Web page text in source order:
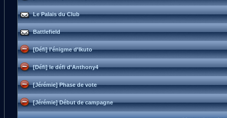
Le Palais du Club
Battlefield
[Défi] l'énigme d'Ikuto
[Défi] le défi d'Anthony4
[Jérémie] Phase de vote
[Jérémie] Début de campagne